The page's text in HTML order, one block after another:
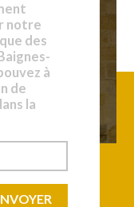
notre
des
à
de
la